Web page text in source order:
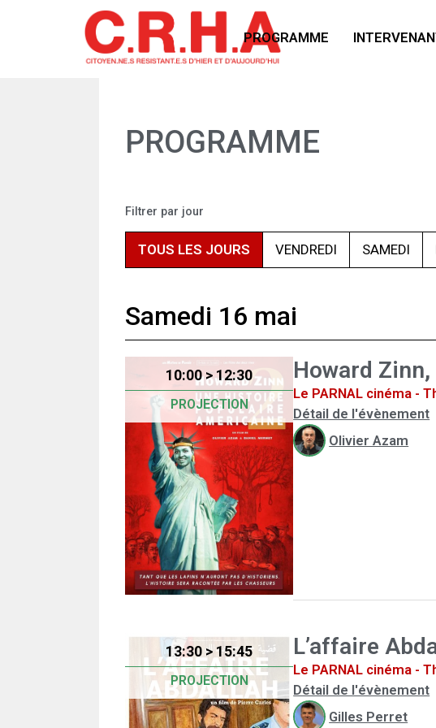
PROGRAMME
PROGRAMME
Filtrer par jour
TOUS LES JOURS VENDREDI SAMEDI
Samedi 16 mai
10:00 > 12:30
PROJECTION
Howard
Le PARNAL cinéma -
Détail de l'évènement
Olivier Azam
13:30 > 15:45
PROJECTION
L’affaire
Le PARNAL cinéma -
Détail de l'évènement
Gilles Perret